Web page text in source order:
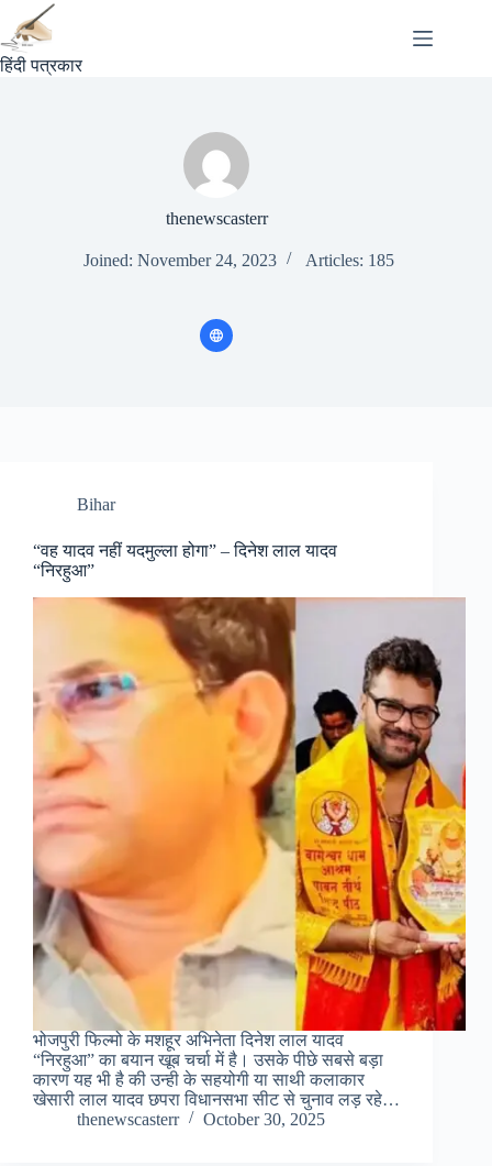
content
हिंदी पत्रकार
thenewscasterr
Joined: November 24, 2023 Articles: 185
Bihar
“वह यादव नहीं यदमुल्ला होगा” – दिनेश लाल यादव
“निरहुआ”
भोजपुरी फिल्मो के मशहूर अभिनेता दिनेश लाल यादव
“निरहुआ” का बयान खूब चर्चा में है। उसके पीछे सबसे बड़ा
कारण यह भी है की उन्ही के सहयोगी या साथी कलाकार
खेसारी लाल यादव छपरा विधानसभा सीट से चुनाव लड़ रहे…
thenewscasterr
October 30, 2025